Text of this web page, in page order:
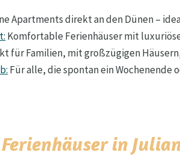
Apartments direkt an den Dünen –
Komfortable Ferienhäuser mit
für Familien, mit großzügigen
Für alle, die spontan ein Wochenende
in